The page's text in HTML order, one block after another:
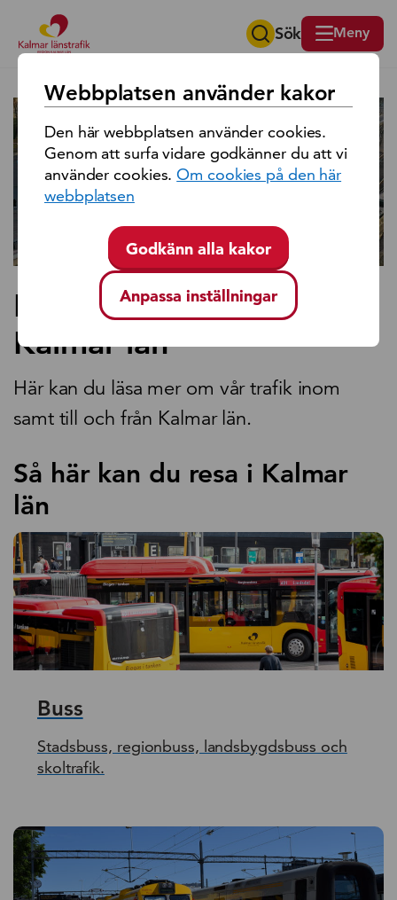
Sök på region Kalmar län Sök Meny
Kollektivtrafiken i
Kalmar län
Här kan du läsa mer om vår trafik inom
samt till och från Kalmar län.
Så här kan du resa i Kalmar
län
Buss
Stadsbuss, regionbuss, landsbygdsbuss och
skoltrafik.
Webbplatsen använder kakor
Den här webbplatsen använder cookies.
Genom att surfa vidare godkänner du att vi
använder cookies.Om cookies på den här
webbplatsen
Godkänn alla kakor
Anpassa inställningar